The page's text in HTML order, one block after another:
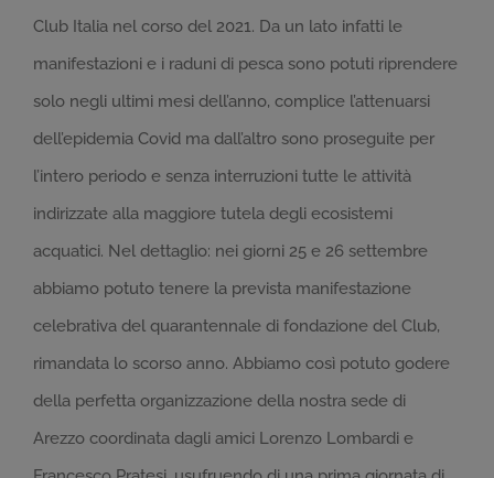
Club Italia nel corso del 2021. Da un lato infatti le
manifestazioni e i raduni di pesca sono potuti riprendere
solo negli ultimi mesi dell’anno, complice l’attenuarsi
dell’epidemia Covid ma dall’altro sono proseguite per
l’intero periodo e senza interruzioni tutte le attività
indirizzate alla maggiore tutela degli ecosistemi
acquatici. Nel dettaglio: nei giorni 25 e 26 settembre
abbiamo potuto tenere la prevista manifestazione
celebrativa del quarantennale di fondazione del Club,
rimandata lo scorso anno. Abbiamo così potuto godere
della perfetta organizzazione della nostra sede di
Arezzo coordinata dagli amici Lorenzo Lombardi e